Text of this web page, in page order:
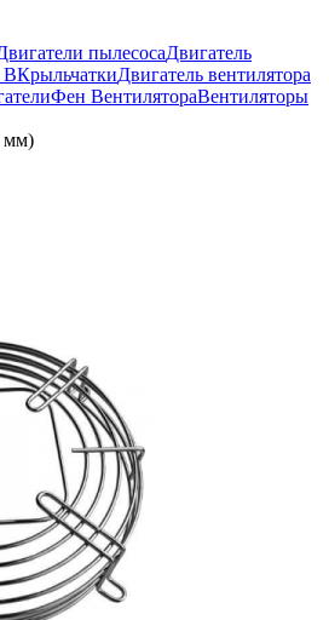
пылесосаДвигатель
ВКрыльчаткиДвигатель вентилятора
Фен ВентилятораВентиляторы
мм)